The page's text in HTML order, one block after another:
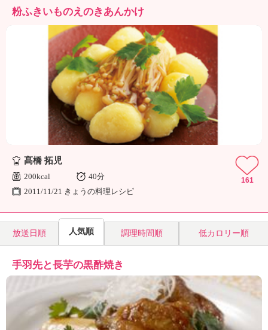
ナ
「
み
ん
な
の
き
ょ
う
の
料
粉ふきいものえのきあんかけ
髙橋 拓児
200kcal
40分
2011/11/21 きょうの料理レシピ
161
放送日順 人気順 調理時間順 低カロリー順
手羽先と長芋の黒酢焼き